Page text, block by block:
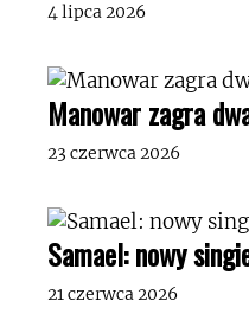
4 lipca 2026
Manowar zagra
23 czerwca 2026
Samael: nowy
21 czerwca 2026